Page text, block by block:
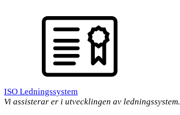
ISO Ledningssystem
Vi assisterar er i utvecklingen av ledningssystem.